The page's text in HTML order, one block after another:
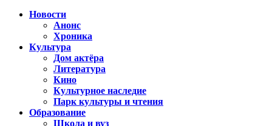
Новости
Анонс
Хроника
Культура
Дом актёра
Литература
Кино
Культурное наследие
Парк культуры и чтения
Образование
Школа и вуз